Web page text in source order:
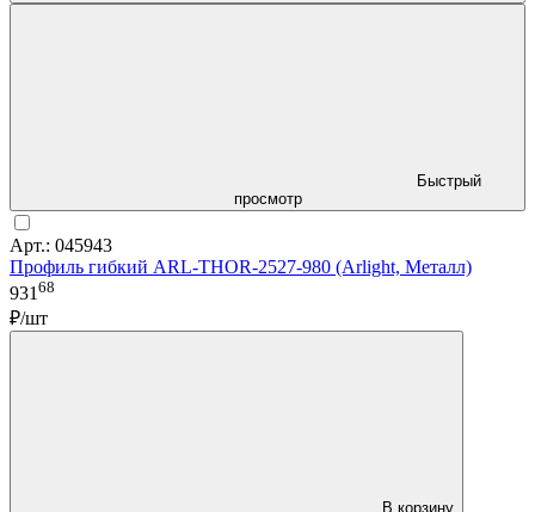
Быстрый
просмотр
Арт.: 045943
Профиль гибкий ARL-THOR-2527-980 (Arlight, Металл)
931 68
₽/шт
В корзину